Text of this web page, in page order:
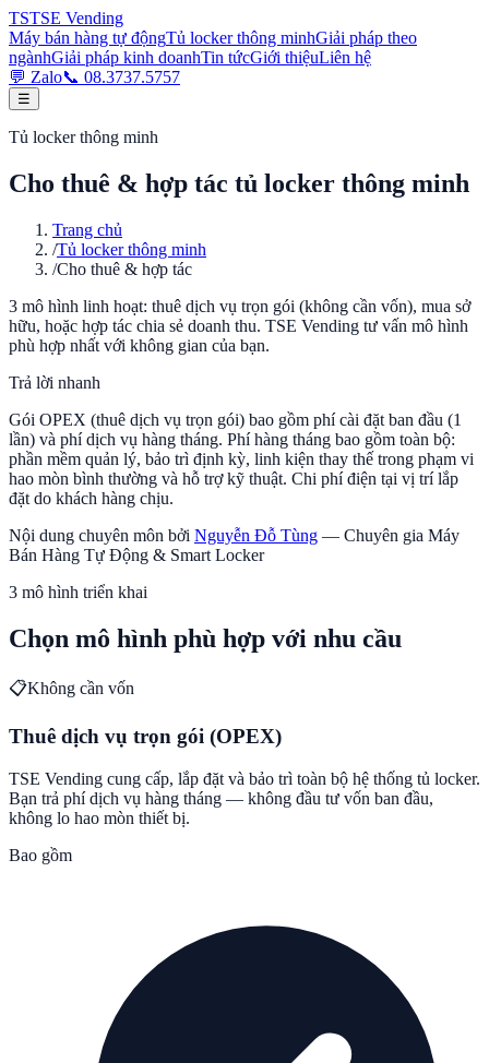
TSTSE Vending
Máy bán hàng tự độngTủ locker thông minhGiải pháp theo
ngànhGiải pháp kinh doanhTin tứcGiới thiệuLiên hệ
💬 Zalo📞 08.3737.5757
☰
Tủ locker thông minh
Cho thuê & hợp tác tủ locker thông minh
Trang chủ
/Tủ locker thông minh
/Cho thuê & hợp tác
3 mô hình linh hoạt: thuê dịch vụ trọn gói (không cần vốn), mua sở
hữu, hoặc hợp tác chia sẻ doanh thu. TSE Vending tư vấn mô hình
phù hợp nhất với không gian của bạn.
Trả lời nhanh
Gói OPEX (thuê dịch vụ trọn gói) bao gồm phí cài đặt ban đầu (1
lần) và phí dịch vụ hàng tháng. Phí hàng tháng bao gồm toàn bộ:
phần mềm quản lý, bảo trì định kỳ, linh kiện thay thế trong phạm vi
hao mòn bình thường và hỗ trợ kỹ thuật. Chi phí điện tại vị trí lắp
đặt do khách hàng chịu.
Nội dung chuyên môn bởi Nguyễn Đỗ Tùng — Chuyên gia Máy
Bán Hàng Tự Động & Smart Locker
3 mô hình triển khai
Chọn mô hình phù hợp với nhu cầu
📋Không cần vốn
Thuê dịch vụ trọn gói (OPEX)
TSE Vending cung cấp, lắp đặt và bảo trì toàn bộ hệ thống tủ locker.
Bạn trả phí dịch vụ hàng tháng — không đầu tư vốn ban đầu,
không lo hao mòn thiết bị.
Bao gồm